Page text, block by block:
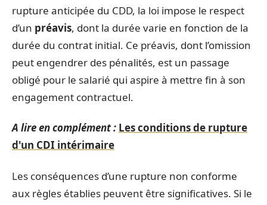
rupture anticipée du CDD, la loi impose le respect
d’un préavis, dont la durée varie en fonction de la
durée du contrat initial. Ce préavis, dont l’omission
peut engendrer des pénalités, est un passage
obligé pour le salarié qui aspire à mettre fin à son
engagement contractuel.
A lire en complément : Les conditions de rupture
d'un CDI intérimaire
Les conséquences d’une rupture non conforme
aux règles établies peuvent être significatives. Si le